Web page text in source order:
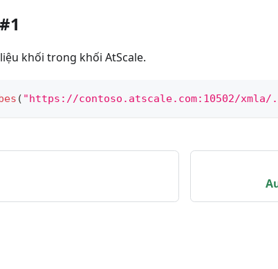
khối trong khối AtScale.
( "https://contoso.atscale.com:10502/